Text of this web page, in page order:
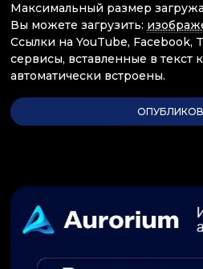
Максимальный размер
Вы можете загрузить:
Ссылки на YouTube, Facebook,
сервисы, вставленные в текст
автоматически встроены.